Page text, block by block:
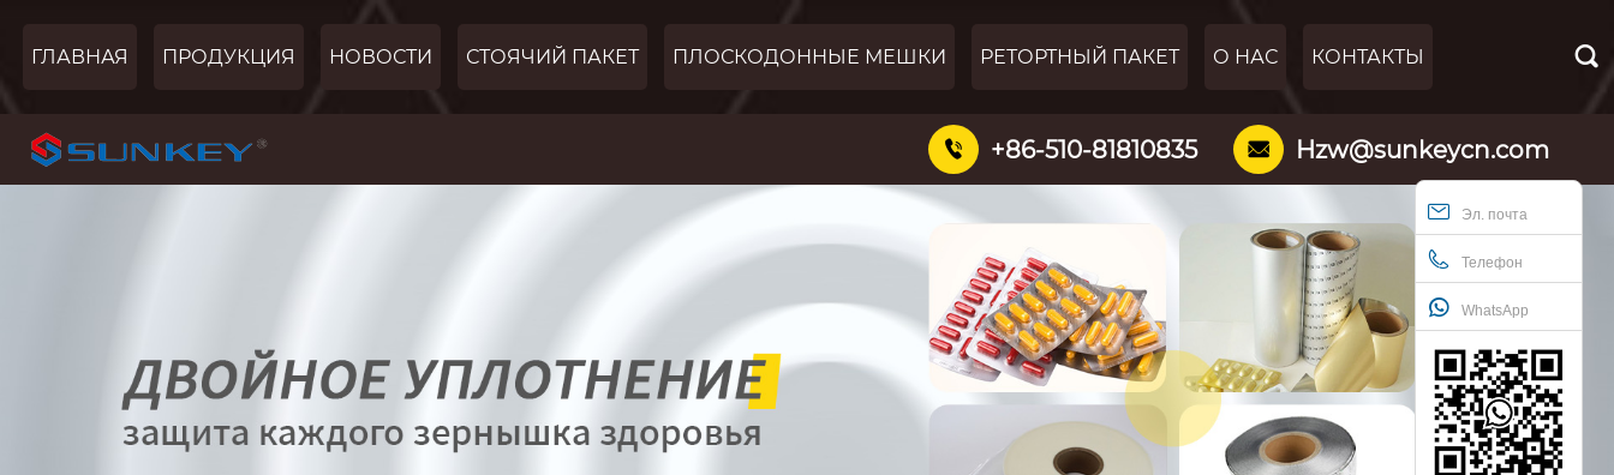
ГЛАВНАЯ ПРОДУКЦИЯ НОВОСТИ СТОЯЧИЙ ПАКЕТ ПЛОСКОДОННЫЕ МЕШКИ РЕТОРТНЫЙ ПАКЕТ О НАС КОНТАКТЫ 
 +86-510-81810835  Hzw@sunkeycn.com
Эл. почта
Телефон
WhatsApp